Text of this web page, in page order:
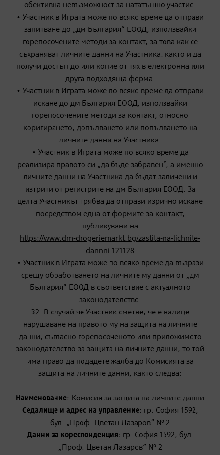
обективна невъзможност за нататъшно участие.
• Участник в Играта може по всяко време да отправи
запитване до „дм България“ ЕООД, използвайки
горепосочените методи за контакт, за това как се
съхраняват личните данни на Участника, както и да
получи достъп до или копие от тях в електронна или
друга подходяща форма.
• Участник в Играта може по всяко време да отправи
искане до дм България ЕООД, използвайки
горепосочените методи за контакт, относно
коригирането, допълването или попълването на
личните данни на Участника.
• Участник в Играта може по всяко време да
реализира правото си „да бъде забравен“, а именно
личните данни на Участника да бъдат заличени и
изтрити от регистрите на дм България ЕООД. За
целта Участникът трябва да отправи изрично искане
посредством една от формите за контакт,
публикувани на
https://www.dm-drogeriemarkt.bg/zastita-na-lichnite-
dannni-121128
• Участник в Играта може по всяко време да възрази
срещу обработването на личните му данни от „дм
България“ ЕООД в съответствие с актуалното
законодателство.
32. В случай че Участник сметне, че е налице
нарушаване на правото му на защита на личните
данни, съгласно горепосоченото или приложимото
законодателство за защита на личните данни, то той
има право да подадете жалба до Комисията за
защита на личните данни, както следва:
Наименование: Комисия за защита на личните данни
Седалище и адрес на управление: гр. София 1592,
бул. „Проф. Цветан Лазаров” № 2
Данни за кореспонденция: гр. София 1592, бул.
„Проф. Цветан Лазаров” № 2